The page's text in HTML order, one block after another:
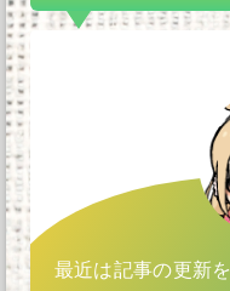
最近は記事の更新